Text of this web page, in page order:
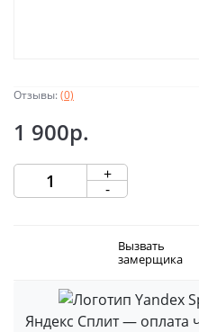
Отзывы:(0)
1 900р.
+
-
Вызвать
замерщика
Яндекс Сплит — оплата